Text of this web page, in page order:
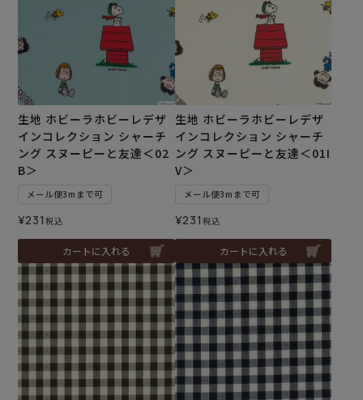
生地 ホビーラホビーレデザ
インコレクション シャーチ
ング スヌーピーと友達＜02
B＞
メール便3mまで可
¥231税込
カートに入れる
生地 ホビーラホビーレデザ
インコレクション シャーチ
ング スヌーピーと友達＜01I
V＞
メール便3mまで可
¥231 税込
カートに入れる